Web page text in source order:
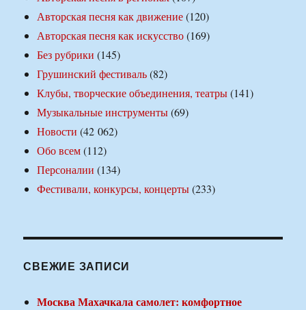
Авторская песня как движение(120)
Авторская песня как искусство(169)
Без рубрики (145)
Грушинский фестиваль(82)
Клубы, творческие объединения, театры(141)
Музыкальные инструменты(69)
Новости (42 062)
Обо всем(112)
Персоналии (134)
Фестивали, конкурсы, концерты(233)
СВЕЖИЕ ЗАПИСИ
Москва Махачкала самолет: комфортное